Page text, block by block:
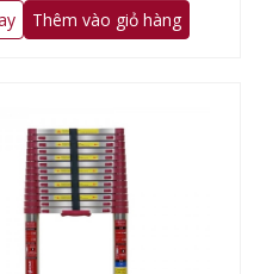
Thêm vào giỏ hàng